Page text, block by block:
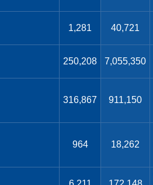
1,281 40,721
250,208 7,055,350
316,867 911,150
964 18,262